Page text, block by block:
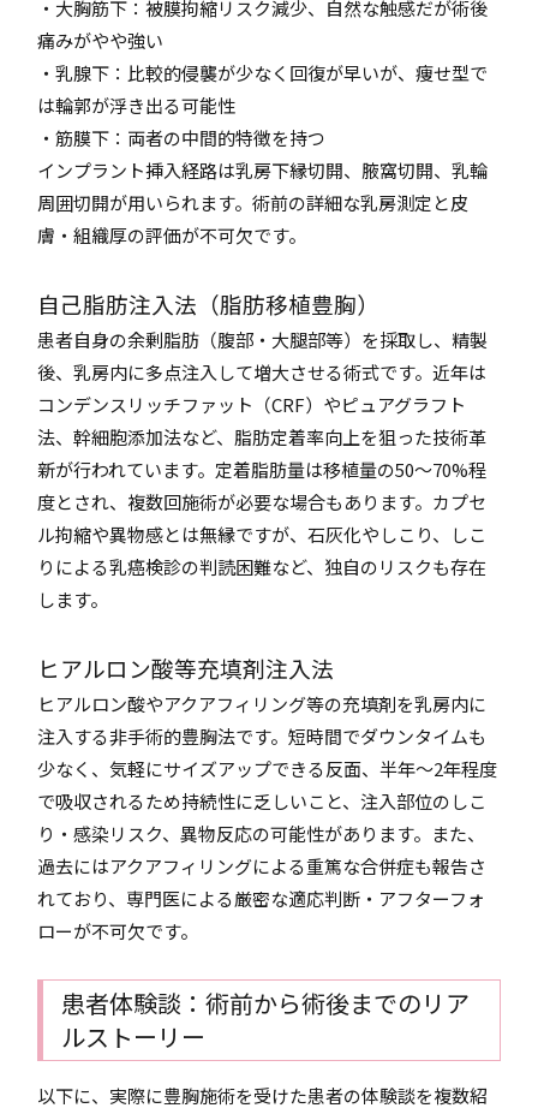
・大胸筋下：被膜拘縮リスク減少、自然な触感だが術後
痛みがやや強い
・乳腺下：比較的侵襲が少なく回復が早いが、痩せ型で
は輪郭が浮き出る可能性
・筋膜下：両者の中間的特徴を持つ
インプラント挿入経路は乳房下縁切開、腋窩切開、乳輪
周囲切開が用いられます。術前の詳細な乳房測定と皮
膚・組織厚の評価が不可欠です。
自己脂肪注入法（脂肪移植豊胸）
患者自身の余剰脂肪（腹部・大腿部等）を採取し、精製
後、乳房内に多点注入して増大させる術式です。近年は
コンデンスリッチファット（CRF）やピュアグラフト
法、幹細胞添加法など、脂肪定着率向上を狙った技術革
新が行われています。定着脂肪量は移植量の50〜70%程
度とされ、複数回施術が必要な場合もあります。カプセ
ル拘縮や異物感とは無縁ですが、石灰化やしこり、しこ
りによる乳癌検診の判読困難など、独自のリスクも存在
します。
ヒアルロン酸等充填剤注入法
ヒアルロン酸やアクアフィリング等の充填剤を乳房内に
注入する非手術的豊胸法です。短時間でダウンタイムも
少なく、気軽にサイズアップできる反面、半年〜2年程度
で吸収されるため持続性に乏しいこと、注入部位のしこ
り・感染リスク、異物反応の可能性があります。また、
過去にはアクアフィリングによる重篤な合併症も報告さ
れており、専門医による厳密な適応判断・アフターフォ
ローが不可欠です。
患者体験談：術前から術後までのリア
ルストーリー
以下に、実際に豊胸施術を受けた患者の体験談を複数紹